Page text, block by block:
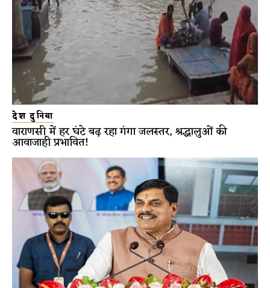
देश दुनिया
वाराणसी में हर घंटे बढ़ रहा गंगा जलस्तर, श्रद्धालुओं की
आवाजाही प्रभावित!